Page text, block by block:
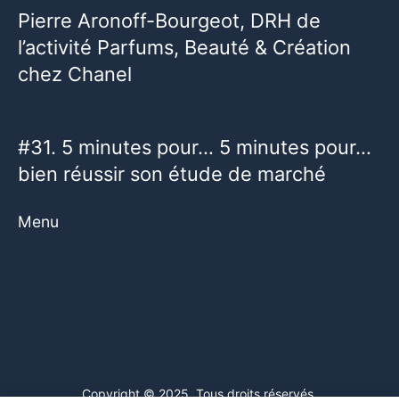
Pierre Aronoff-Bourgeot, DRH de
l’activité Parfums, Beauté & Création
chez Chanel
#31. 5 minutes pour… 5 minutes pour…
bien réussir son étude de marché
Menu
Copyright © 2025. Tous droits réservés.